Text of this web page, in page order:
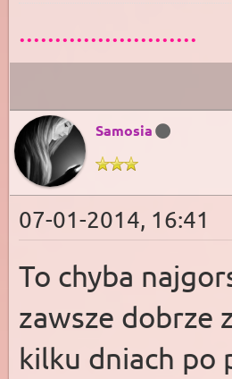
.........................
Samosia
07-01-2014, 16:41
To chyba
zawsze dobrze
kilku dniach po